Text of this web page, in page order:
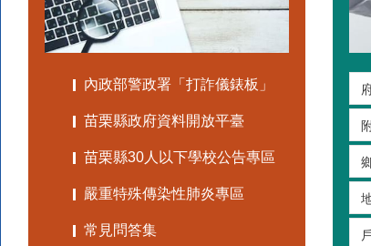
內政部警政署「打詐儀錶板」
苗栗縣政府資料開放平臺
苗栗縣30人以下學校公告專區
嚴重特殊傳染性肺炎專區
常見問答集